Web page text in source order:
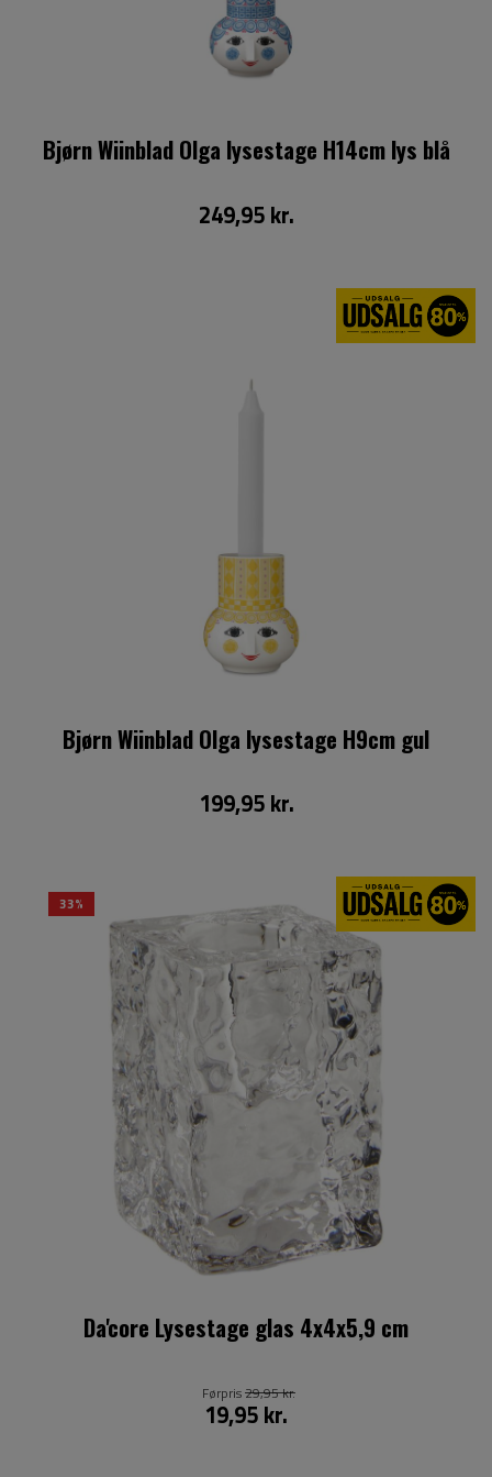
Bjørn Wiinblad Olga lysestage H14cm lys blå
249,95 kr.
Bjørn Wiinblad Olga lysestage H9cm gul
199,95 kr.
33%
Da'core Lysestage glas 4x4x5,9 cm
19,95 kr.
Førpris29,95 kr.